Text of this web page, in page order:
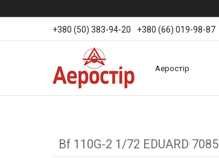
+380 (50) 383-94-20 +380 (66) 019-98-87
Аеростір
Bf 110G-2 1/72 EDUARD 7085